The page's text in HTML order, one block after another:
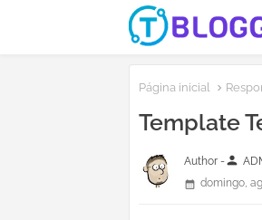
Página inicial
Template
Author -person
domingo,